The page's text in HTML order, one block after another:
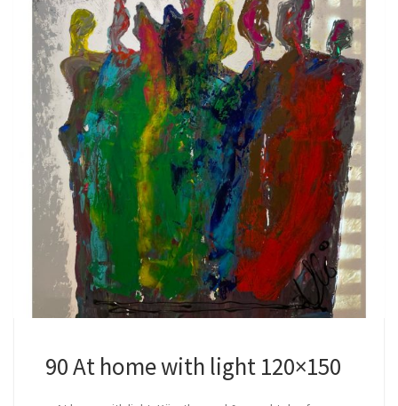
90 At home with light 120×150